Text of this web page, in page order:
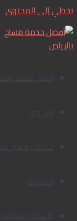
تخطي إلى المحتوى
أرقام عاملات مساج 24 ساعة
من نحن
خدمات مساج
المدونة
الأسئلة الشائعة